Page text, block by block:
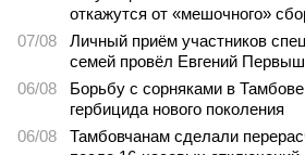
откажутся от «мешочного»
07/08
Личный приём участников
семей провёл Евгений
06/08
Борьбу с сорняками в
гербицида нового поколения
06/08
Тамбовчанам сделали